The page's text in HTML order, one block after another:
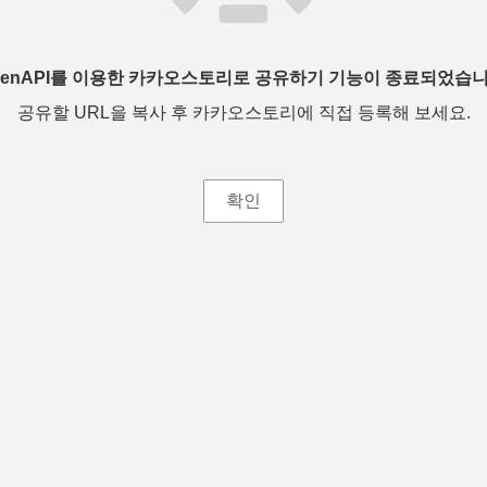
를 이용한 카카오스토리로 공유하기 기능이 종료되었습
공유할 URL을 복사 후 카카오스토리에 직접 등록해 보세요.
확인